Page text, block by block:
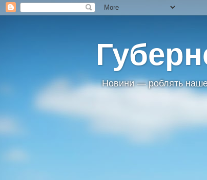
Новини — роблять наше